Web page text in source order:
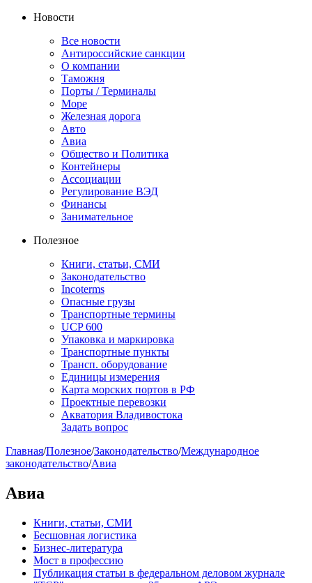
Новости
Все новости
Антироссийские санкции
О компании
Таможня
Порты / Терминалы
Море
Железная дорога
Авто
Авиа
Общество и Политика
Контейнеры
Ассоциации
Регулирование ВЭД
Финансы
Занимательное
Полезное
Книги, статьи, СМИ
Законодательство
Incoterms
Опасные грузы
Транспортные термины
UCP 600
Упаковка и маркировка
Транспортные пункты
Трансп. оборудование
Единицы измерения
Карта морских портов в РФ
Проектные перевозки
Акватория Владивостока
Задать вопрос
Главная/Полезное/Законодательство/Международное
законодательство/Авиа
Авиа
Книги, статьи, СМИ
Бесшовная логистика
Бизнес-литература
Мост в профессию
Публикация статьи в федеральном деловом журнале